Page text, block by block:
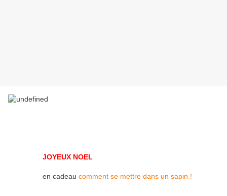
JOYEUX NOEL
en cadeau comment se mettre dans un sapin !